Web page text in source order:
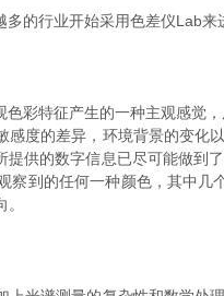
行业开始采用色差仪Lab来
特征产生的一种主观感觉，
感度的差异，环境背景的变化
提供的数字信息已尽可能做到
察到的任何一种颜色，其中